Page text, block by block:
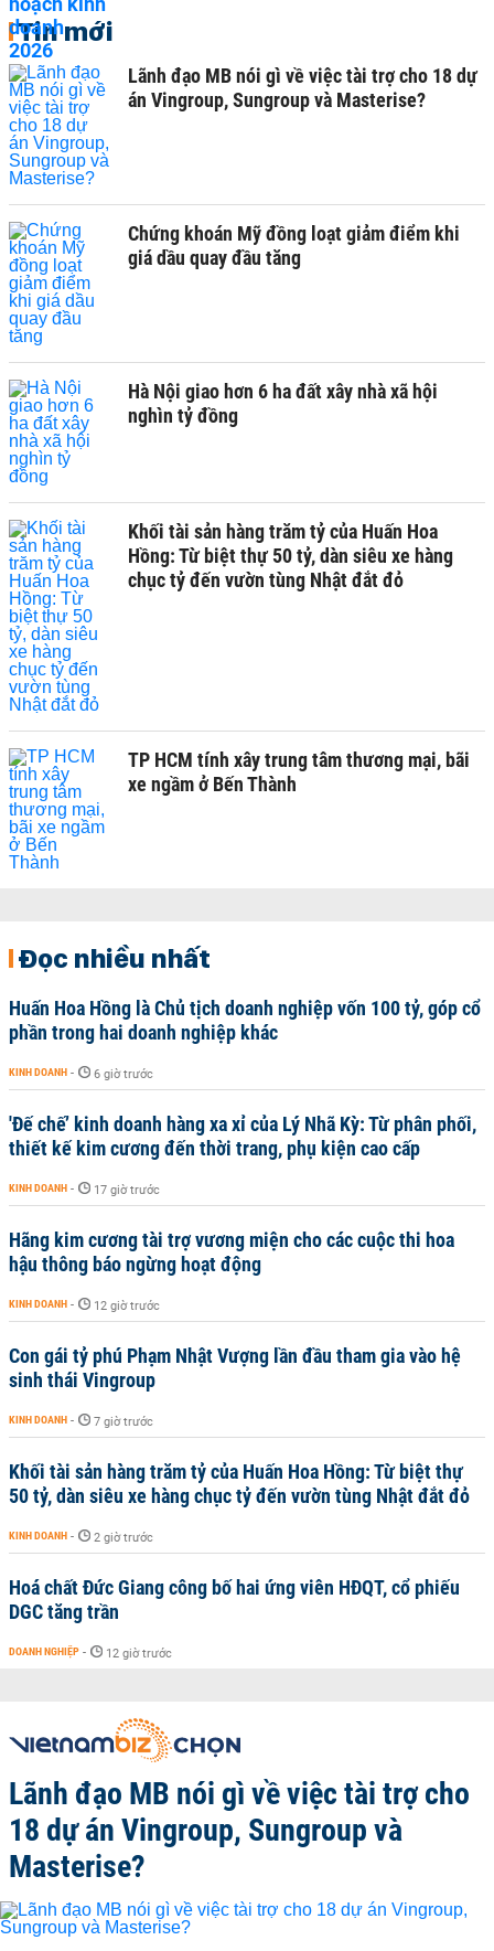
Tin mới
Lãnh đạo MB nói gì về việc tài trợ cho 18 dự
án Vingroup, Sungroup và Masterise?
Chứng khoán Mỹ đồng loạt giảm điểm khi
giá dầu quay đầu tăng
Hà Nội giao hơn 6 ha đất xây nhà xã hội
nghìn tỷ đồng
Khối tài sản hàng trăm tỷ của Huấn Hoa
Hồng: Từ biệt thự 50 tỷ, dàn siêu xe hàng
chục tỷ đến vườn tùng Nhật đắt đỏ
TP HCM tính xây trung tâm thương mại, bãi
xe ngầm ở Bến Thành
Đọc nhiều nhất
Huấn Hoa Hồng là Chủ tịch doanh nghiệp vốn 100 tỷ, góp cổ
phần trong hai doanh nghiệp khác
KINH DOANH - 6 giờ trước
'Đế chế’ kinh doanh hàng xa xỉ của Lý Nhã Kỳ: Từ phân phối,
thiết kế kim cương đến thời trang, phụ kiện cao cấp
KINH DOANH - 17 giờ trước
Hãng kim cương tài trợ vương miện cho các cuộc thi hoa
hậu thông báo ngừng hoạt động
KINH DOANH - 12 giờ trước
Con gái tỷ phú Phạm Nhật Vượng lần đầu tham gia vào hệ
sinh thái Vingroup
KINH DOANH - 7 giờ trước
Khối tài sản hàng trăm tỷ của Huấn Hoa Hồng: Từ biệt thự
50 tỷ, dàn siêu xe hàng chục tỷ đến vườn tùng Nhật đắt đỏ
KINH DOANH - 2 giờ trước
Hoá chất Đức Giang công bố hai ứng viên HĐQT, cổ phiếu
DGC tăng trần
DOANH NGHIỆP - 12 giờ trước
Lãnh đạo MB nói gì về việc tài trợ cho
18 dự án Vingroup, Sungroup và
Masterise?